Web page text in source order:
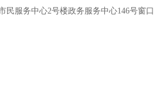
民服务中心2号楼政务服务中心146号窗口